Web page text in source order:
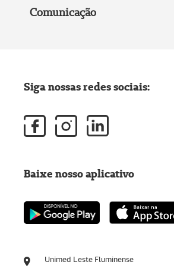
Comunicação
Unimed Leste Fluminense
Siga nossas redes sociais:
Baixe nosso aplicativo